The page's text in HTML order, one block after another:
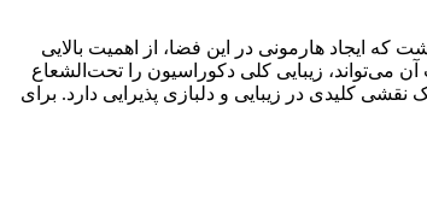
ایجاد هارمونی در این فضا، از اهمیت بالایی
می‌تواند، زیبایی کلی دکوراسیون را تحت‌الشعاع
نقشی کلیدی در زیبایی و دلبازی پذیرایی دارد. برای